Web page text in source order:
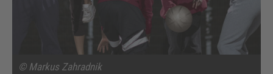
© Markus Zahradnik